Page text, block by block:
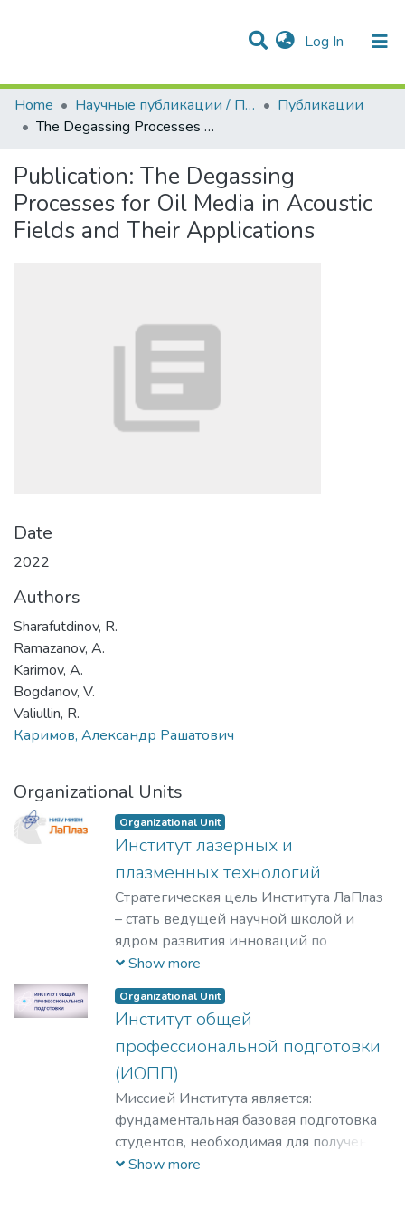
Log In (current)
Statistics
Communities & Collections
All of DSpace
Home
Научные публикации / Препринты
Публикации
The Degassing Processes for Oil Media in Acoustic Fields and Their Applications
Publication: The Degassing
Processes for Oil Media in Acoustic
Fields and Their Applications
Date
2022
Authors
Sharafutdinov, R.
Ramazanov, A.
Karimov, A.
Bogdanov, V.
Valiullin, R.
Каримов, Александр Рашатович
Organizational Units
Organizational Unit
Институт лазерных и
плазменных технологий
Стратегическая цель Института ЛаПлаз
– стать ведущей научной школой и
ядром развития инноваций по
лазерным, плазменным, радиационным
и ускорительным технологиям, с
уникальными образовательными
программами, востребованными на
российском и мировом рынке
образовательных услуг.
Show more
Organizational Unit
Институт общей
профессиональной подготовки
(ИОПП)
Миссией Института является:
фундаментальная базовая подготовка
студентов, необходимая для получения
качественного образования на уровне
Show more